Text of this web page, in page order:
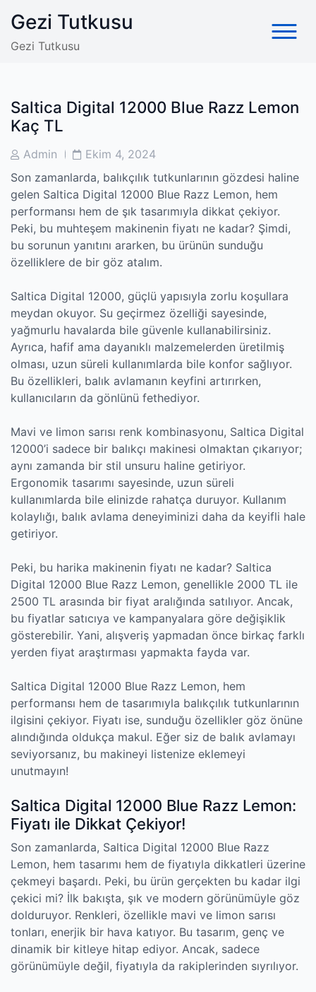
content
Gezi Tutkusu
Gezi Tutkusu
Saltica Digital 12000 Blue Razz Lemon
Kaç TL
PostAdmin
PostEkim 4, 2024
Son zamanlarda, balıkçılık tutkunlarının gözdesi haline
gelen Saltica Digital 12000 Blue Razz Lemon, hem
performansı hem de şık tasarımıyla dikkat çekiyor.
Peki, bu muhteşem makinenin fiyatı ne kadar? Şimdi,
bu sorunun yanıtını ararken, bu ürünün sunduğu
özelliklere de bir göz atalım.
Saltica Digital 12000, güçlü yapısıyla zorlu koşullara
meydan okuyor. Su geçirmez özelliği sayesinde,
yağmurlu havalarda bile güvenle kullanabilirsiniz.
Ayrıca, hafif ama dayanıklı malzemelerden üretilmiş
olması, uzun süreli kullanımlarda bile konfor sağlıyor.
Bu özellikleri, balık avlamanın keyfini artırırken,
kullanıcıların da gönlünü fethediyor.
Mavi ve limon sarısı renk kombinasyonu, Saltica Digital
12000’i sadece bir balıkçı makinesi olmaktan çıkarıyor;
aynı zamanda bir stil unsuru haline getiriyor.
Ergonomik tasarımı sayesinde, uzun süreli
kullanımlarda bile elinizde rahatça duruyor. Kullanım
kolaylığı, balık avlama deneyiminizi daha da keyifli hale
getiriyor.
Peki, bu harika makinenin fiyatı ne kadar? Saltica
Digital 12000 Blue Razz Lemon, genellikle 2000 TL ile
2500 TL arasında bir fiyat aralığında satılıyor. Ancak,
bu fiyatlar satıcıya ve kampanyalara göre değişiklik
gösterebilir. Yani, alışveriş yapmadan önce birkaç farklı
yerden fiyat araştırması yapmakta fayda var.
Saltica Digital 12000 Blue Razz Lemon, hem
performansı hem de tasarımıyla balıkçılık tutkunlarının
ilgisini çekiyor. Fiyatı ise, sunduğu özellikler göz önüne
alındığında oldukça makul. Eğer siz de balık avlamayı
seviyorsanız, bu makineyi listenize eklemeyi
unutmayın!
Saltica Digital 12000 Blue Razz Lemon:
Fiyatı ile Dikkat Çekiyor!
Son zamanlarda, Saltica Digital 12000 Blue Razz
Lemon, hem tasarımı hem de fiyatıyla dikkatleri üzerine
çekmeyi başardı. Peki, bu ürün gerçekten bu kadar ilgi
çekici mi? İlk bakışta, şık ve modern görünümüyle göz
dolduruyor. Renkleri, özellikle mavi ve limon sarısı
tonları, enerjik bir hava katıyor. Bu tasarım, genç ve
dinamik bir kitleye hitap ediyor. Ancak, sadece
görünümüyle değil, fiyatıyla da rakiplerinden sıyrılıyor.